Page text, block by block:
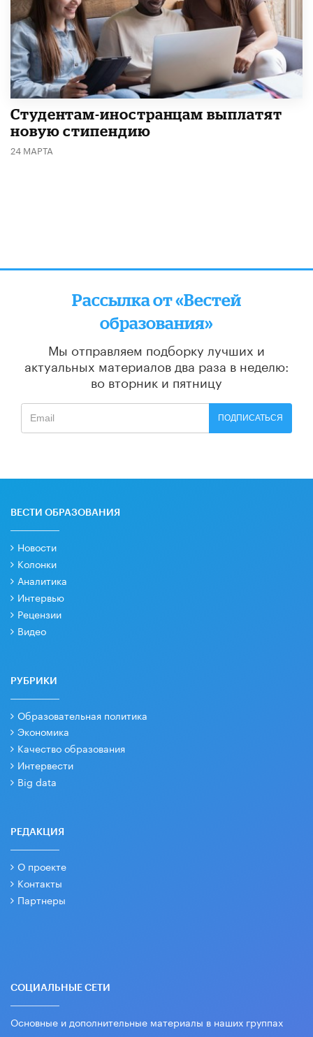
Студентам-иностранцам выплатят
новую стипендию
24 МАРТА
Рассылка от «Вестей
образования»
Мы отправляем подборку лучших и
актуальных материалов два раза в неделю:
во вторник и пятницу
ПОДПИСАТЬСЯ
ВЕСТИ ОБРАЗОВАНИЯ
Новости
Колонки
Аналитика
Интервью
Рецензии
Видео
РУБРИКИ
Образовательная политика
Экономика
Качество образования
Интервести
Big data
РЕДАКЦИЯ
О проекте
Контакты
Партнеры
СОЦИАЛЬНЫЕ СЕТИ
Основные и дополнительные материалы в наших группах